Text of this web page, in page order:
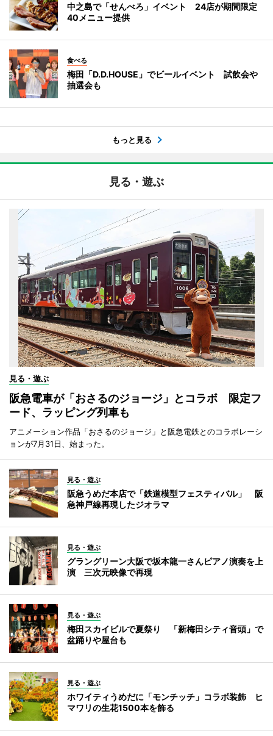
中之島で「せんべろ」イベント 24店が期間限定
40メニュー提供
食べる
梅田「D.D.HOUSE」でビールイベント 試飲会や
抽選会も
もっと見る
見る・遊ぶ
見る・遊ぶ
阪急電車が「おさるのジョージ」とコラボ 限定フ
ード、ラッピング列車も
アニメーション作品「おさるのジョージ」と阪急電鉄とのコラボレーシ
ョンが7月31日、始まった。
見る・遊ぶ
阪急うめだ本店で「鉄道模型フェスティバル」 阪
急神戸線再現したジオラマ
見る・遊ぶ
グラングリーン大阪で坂本龍一さんピアノ演奏を上
演 三次元映像で再現
見る・遊ぶ
梅田スカイビルで夏祭り 「新梅田シティ音頭」で
盆踊りや屋台も
見る・遊ぶ
ホワイティうめだに「モンチッチ」コラボ装飾 ヒ
マワリの生花1500本を飾る